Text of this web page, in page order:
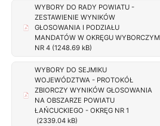
WYBORY DO RADY POWIATU -
ZESTAWIENIE WYNIKÓW
GŁOSOWANIA I PODZIAŁU
MANDATÓW W OKRĘGU WYBORCZYM
NR 4 (1248.69 kB)
WYBORY DO SEJMIKU
WOJEWÓDZTWA - PROTOKÓŁ
ZBIORCZY WYNIKÓW GŁOSOWANIA
NA OBSZARZE POWIATU
ŁAŃCUCKIEGO - OKRĘG NR 1
(2339.04 kB)